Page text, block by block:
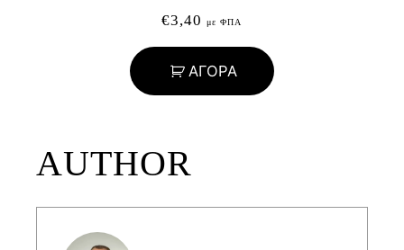
€3,40 με ΦΠΑ
ΑΓΟΡΑ
AUTHOR